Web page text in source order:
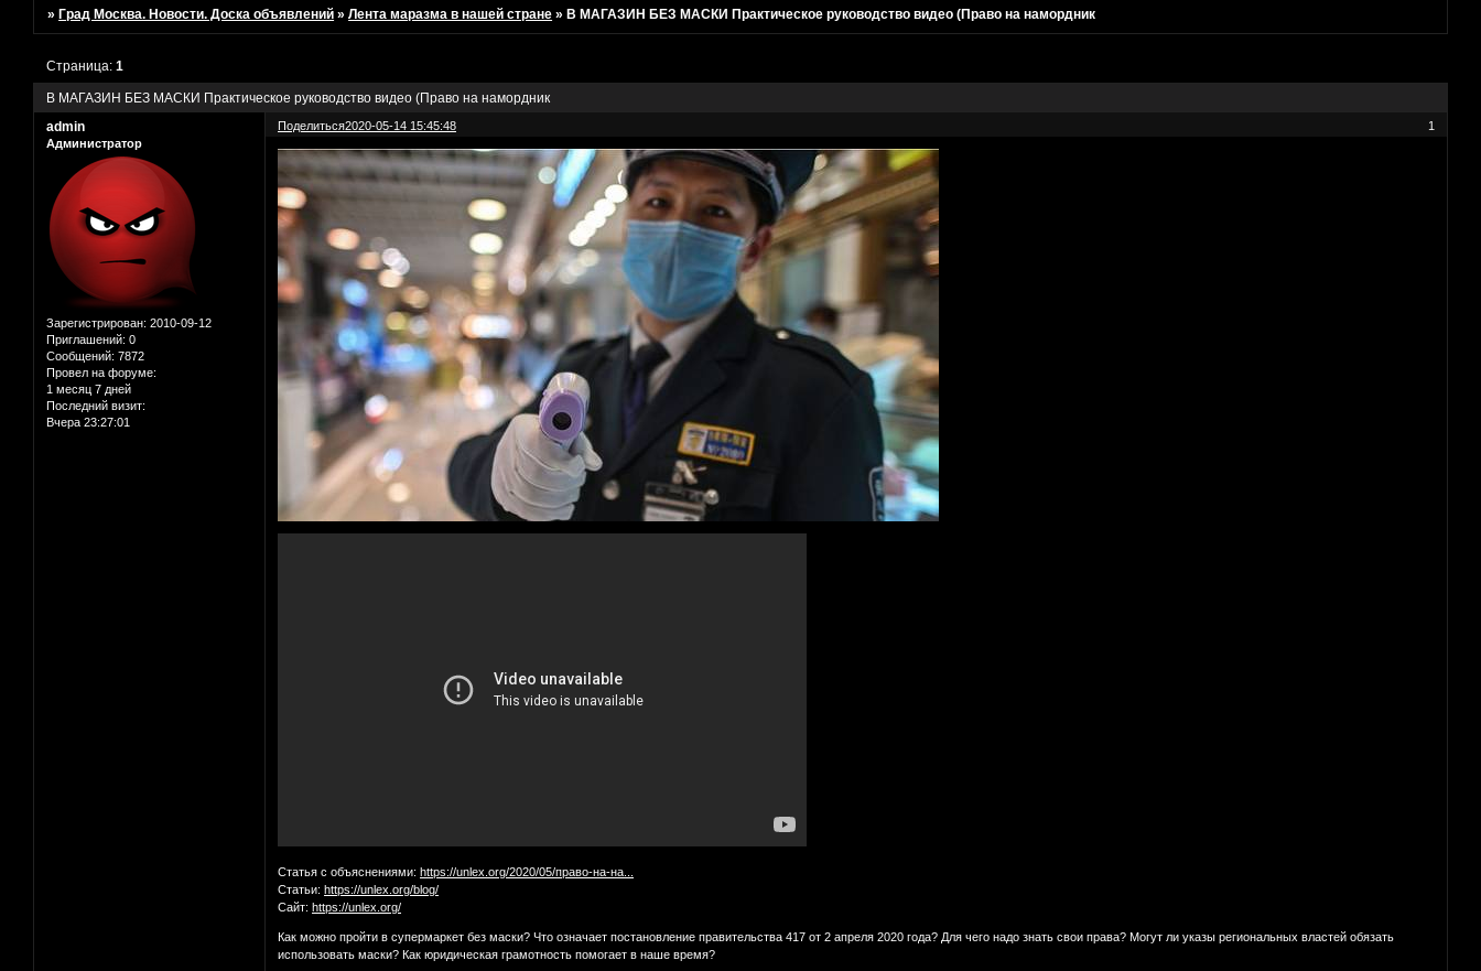
» Град Москва. Новости. Доска объявлений »Лента маразма в нашей стране » В МАГАЗИН БЕЗ МАСКИ Практическое руководство видео (Право на намордник
В МАГАЗИН БЕЗ МАСКИ Практическое руководство видео (Право на намордник
Страница:1
Поделиться 1
2020-05-14 15:45:48
admin
Администратор
Зарегистрирован: 2010-09-12
Приглашений: 0
Сообщений: 7872
Провел на форуме:
1 месяц 7 дней
Последний визит:
Вчера 23:27:01
Статья с объяснениями:https://unlex.org/2020/05/право-на-на...
Статьи:https://unlex.org/blog/
Сайт:https://unlex.org/
Как можно пройти в супермаркет без маски? Что означает постановление правительства 417 от 2 апреля 2020 года? Для чего надо знать свои права? Могут ли указы региональных властей обязать
использовать маски? Как юридическая грамотность помогает в наше время?